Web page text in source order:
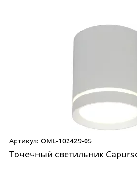
OML-102429-05
Точечный светильник